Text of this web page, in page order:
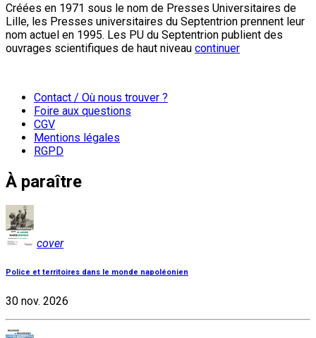
Créées en 1971 sous le nom de Presses Universitaires de
Lille, les Presses universitaires du Septentrion prennent leur
nom actuel en 1995. Les PU du Septentrion publient des
ouvrages scientifiques de haut niveau continuer
Contact / Où nous trouver ?
Foire aux questions
CGV
Mentions légales
RGPD
À paraître
cover
Police et territoires dans le monde napoléonien
30 nov. 2026